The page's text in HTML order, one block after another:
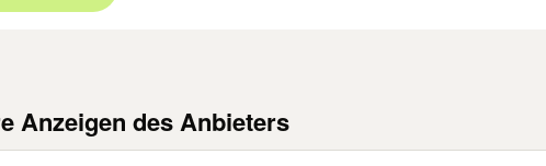
Anzeigen des Anbieters